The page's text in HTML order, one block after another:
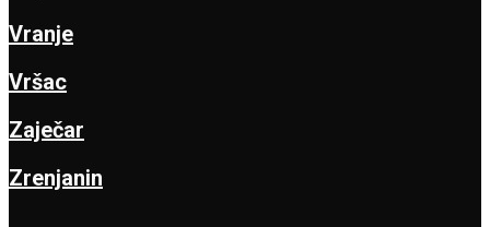
Vranje
Vršac
Zaječar
Zrenjanin